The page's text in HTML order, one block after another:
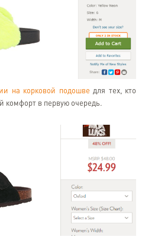
на корковой подошве для тех, кто
комфорт в первую очередь.